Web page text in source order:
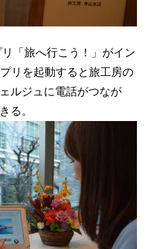
「旅へ行こう！」がイン
リを起動すると旅工房の
ルジュに電話がつなが
る。